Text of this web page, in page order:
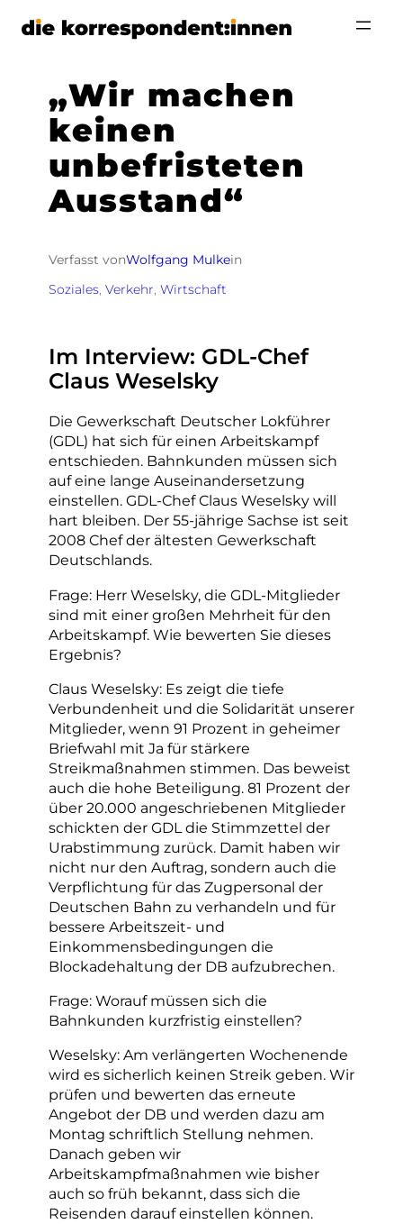
Zum
„Wir machen
keinen
unbefristeten
Ausstand“
Verfasst vonWolfgang Mulkein
Soziales, Verkehr, Wirtschaft
Im Interview: GDL-Chef
Claus Weselsky
Die Gewerkschaft Deutscher Lokführer
(GDL) hat sich für einen Arbeitskampf
entschieden. Bahnkunden müssen sich
auf eine lange Auseinandersetzung
einstellen. GDL-Chef Claus Weselsky will
hart bleiben. Der 55-jährige Sachse ist seit
2008 Chef der ältesten Gewerkschaft
Deutschlands.
Frage: Herr Weselsky, die GDL-Mitglieder
sind mit einer großen Mehrheit für den
Arbeitskampf. Wie bewerten Sie dieses
Ergebnis?
Claus Weselsky: Es zeigt die tiefe
Verbundenheit und die Solidarität unserer
Mitglieder, wenn 91 Prozent in geheimer
Briefwahl mit Ja für stärkere
Streikmaßnahmen stimmen. Das beweist
auch die hohe Beteiligung. 81 Prozent der
über 20.000 angeschriebenen Mitglieder
schickten der GDL die Stimmzettel der
Urabstimmung zurück. Damit haben wir
nicht nur den Auftrag, sondern auch die
Verpflichtung für das Zugpersonal der
Deutschen Bahn zu verhandeln und für
bessere Arbeitszeit- und
Einkommensbedingungen die
Blockadehaltung der DB aufzubrechen.
Frage: Worauf müssen sich die
Bahnkunden kurzfristig einstellen?
Weselsky: Am verlängerten Wochenende
wird es sicherlich keinen Streik geben. Wir
prüfen und bewerten das erneute
Angebot der DB und werden dazu am
Montag schriftlich Stellung nehmen.
Danach geben wir
Arbeitskampfmaßnahmen wie bisher
auch so früh bekannt, dass sich die
Reisenden darauf einstellen können.